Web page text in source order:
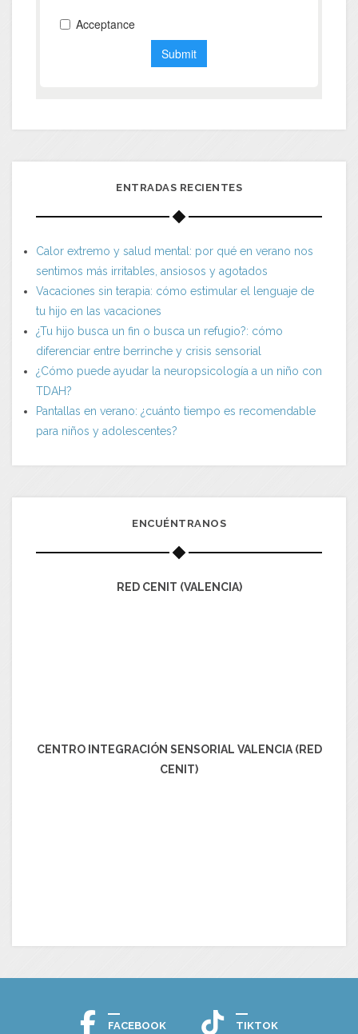
ENTRADAS RECIENTES
Calor extremo y salud mental: por qué en verano nos
sentimos más irritables, ansiosos y agotados
Vacaciones sin terapia: cómo estimular el lenguaje de
tu hijo en las vacaciones
¿Tu hijo busca un fin o busca un refugio?: cómo
diferenciar entre berrinche y crisis sensorial
¿Cómo puede ayudar la neuropsicología a un niño con
TDAH?
Pantallas en verano: ¿cuánto tiempo es recomendable
para niños y adolescentes?
ENCUÉNTRANOS
RED CENIT (VALENCIA)
CENTRO INTEGRACIÓN SENSORIAL VALENCIA (RED
CENIT)
FACEBOOK TIKTOK